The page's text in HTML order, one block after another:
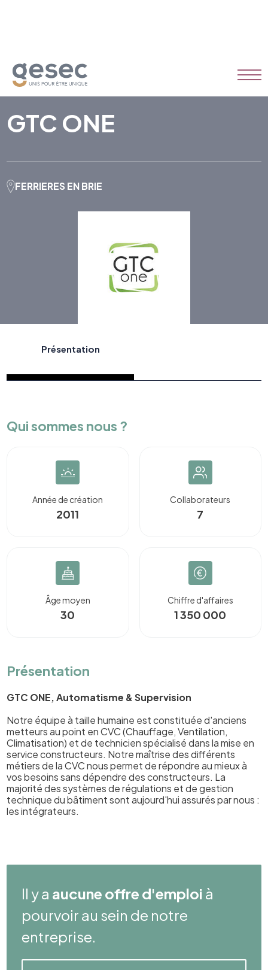
GTC ONE
FERRIERES EN BRIE
Présentation
Qui sommes nous ?
Année de création
2011
Collaborateurs
7
Âge moyen
30
Chiffre d'affaires
1 350 000
Présentation
GTC ONE, Automatisme & Supervision
Notre équipe à taille humaine est constituée d'anciens
metteurs au point en CVC (Chauffage, Ventilation,
Climatisation) et de technicien spécialisé dans la mise en
service constructeurs. Notre maîtrise des différents
métiers de la CVC nous permet de répondre au mieux à
vos besoins sans dépendre des constructeurs. La
majorité des systèmes de régulations et de gestion
technique du bâtiment sont aujourd'hui assurés par nous :
les intégrateurs.
Il y a aucune offre d'emploi à
pourvoir au sein de notre
entreprise.